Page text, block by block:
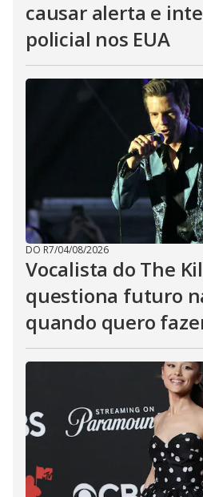
causar alerta e
policial nos EUA
DO R7/04/08/2026
Vocalista do The
questiona futuro
quando quero